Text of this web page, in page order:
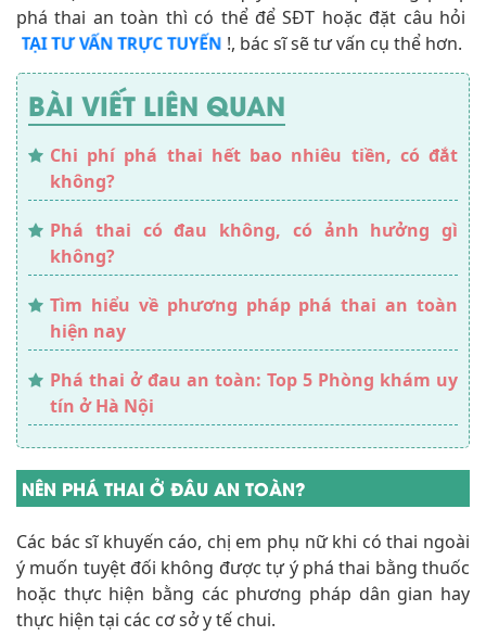
phá thai an toàn thì có thể để SĐT hoặc đặt câu hỏi
TẠI TƯ VẤN TRỰC TUYẾN !, bác sĩ sẽ tư vấn cụ thể hơn.
BÀI VIẾT LIÊN QUAN
Chi phí phá thai hết bao nhiêu tiền, có đắt
không?
Phá thai có đau không, có ảnh hưởng gì
không?
Tìm hiểu về phương pháp phá thai an toàn
hiện nay
Phá thai ở đau an toàn: Top 5 Phòng khám uy
tín ở Hà Nội
NÊN PHÁ THAI Ở ĐÂU AN TOÀN?
Các bác sĩ khuyến cáo, chị em phụ nữ khi có thai ngoài
ý muốn tuyệt đối không được tự ý phá thai bằng thuốc
hoặc thực hiện bằng các phương pháp dân gian hay
thực hiện tại các cơ sở y tế chui.